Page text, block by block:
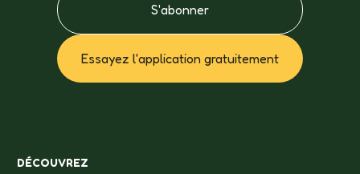
S'abonner
Essayez l'application gratuitement
DÉCOUVREZ